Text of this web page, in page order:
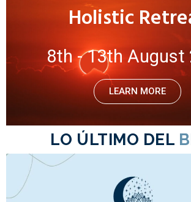
Holistic
8th - 13th August
LEARN MORE
LO ÚLTIMO DEL